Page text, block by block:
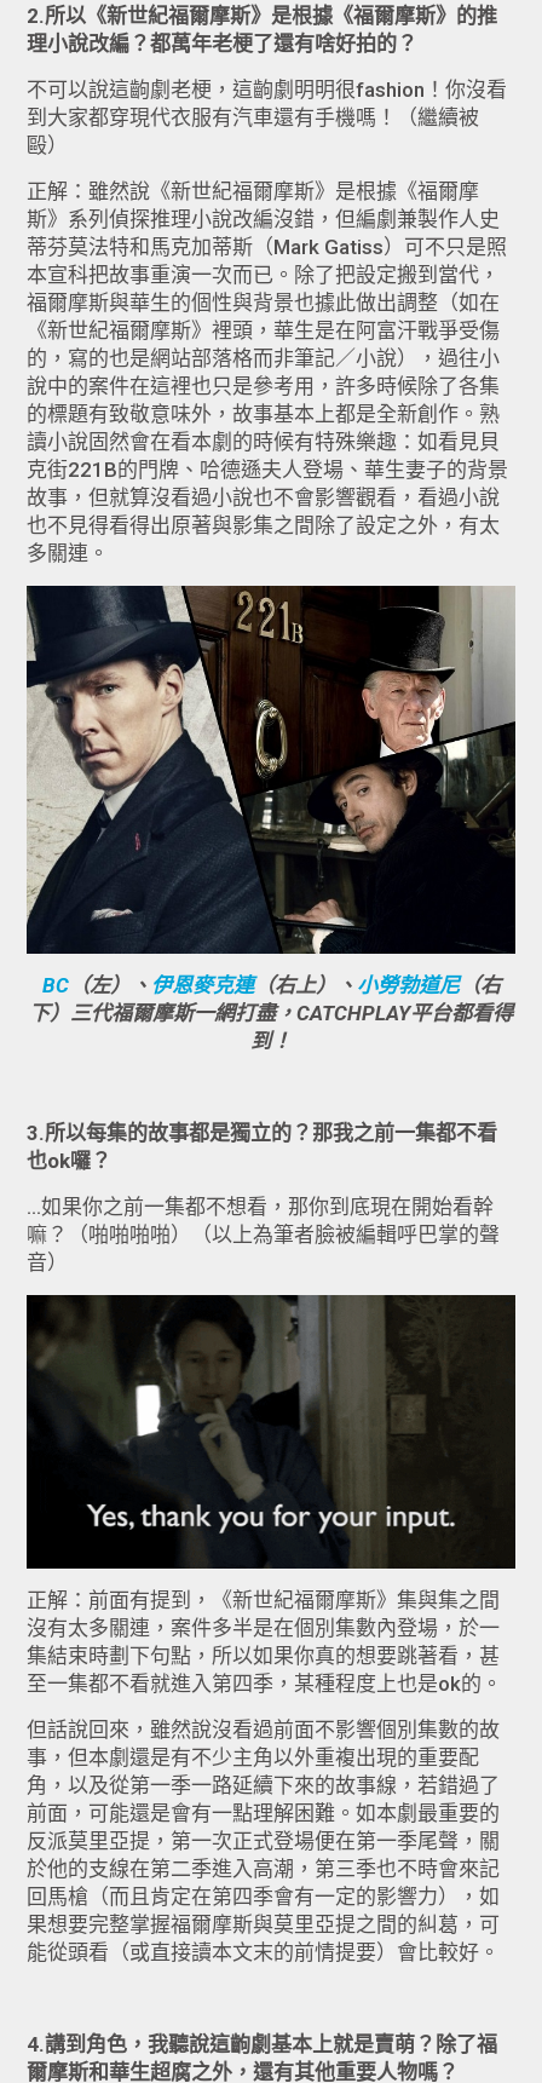
2.所以《新世紀福爾摩斯》是根據《福爾摩斯》的推
理小說改編？都萬年老梗了還有啥好拍的？
不可以說這齣劇老梗，這齣劇明明很fashion！你沒看
到大家都穿現代衣服有汽車還有手機嗎！（繼續被
毆）
正解：雖然說《新世紀福爾摩斯》是根據《福爾摩
斯》系列偵探推理小說改編沒錯，但編劇兼製作人史
蒂芬莫法特和馬克加蒂斯（Mark Gatiss）可不只是照
本宣科把故事重演一次而已。除了把設定搬到當代，
福爾摩斯與華生的個性與背景也據此做出調整（如在
《新世紀福爾摩斯》裡頭，華生是在阿富汗戰爭受傷
的，寫的也是網站部落格而非筆記／小說），過往小
說中的案件在這裡也只是參考用，許多時候除了各集
的標題有致敬意味外，故事基本上都是全新創作。熟
讀小說固然會在看本劇的時候有特殊樂趣：如看見貝
克街221B的門牌、哈德遜夫人登場、華生妻子的背景
故事，但就算沒看過小說也不會影響觀看，看過小說
也不見得看得出原著與影集之間除了設定之外，有太
多關連。
BC（左）、 伊恩麥克連（右上）、 小勞勃道尼（右
下）三代福爾摩斯一網打盡，CATCHPLAY平台都看得
到！
3.所以每集的故事都是獨立的？那我之前一集都不看
也ok囉？
...如果你之前一集都不想看，那你到底現在開始看幹
嘛？（啪啪啪啪）（以上為筆者臉被編輯呼巴掌的聲
音）
正解：前面有提到，《新世紀福爾摩斯》集與集之間
沒有太多關連，案件多半是在個別集數內登場，於一
集結束時劃下句點，所以如果你真的想要跳著看，甚
至一集都不看就進入第四季，某種程度上也是ok的。
但話說回來，雖然說沒看過前面不影響個別集數的故
事，但本劇還是有不少主角以外重複出現的重要配
角，以及從第一季一路延續下來的故事線，若錯過了
前面，可能還是會有一點理解困難。如本劇最重要的
反派莫里亞提，第一次正式登場便在第一季尾聲，關
於他的支線在第二季進入高潮，第三季也不時會來記
回馬槍（而且肯定在第四季會有一定的影響力），如
果想要完整掌握福爾摩斯與莫里亞提之間的糾葛，可
能從頭看（或直接讀本文末的前情提要）會比較好。
4.講到角色，我聽說這齣劇基本上就是賣萌？除了福
爾摩斯和華生超腐之外，還有其他重要人物嗎？